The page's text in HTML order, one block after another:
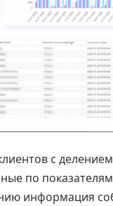
с
по
информация